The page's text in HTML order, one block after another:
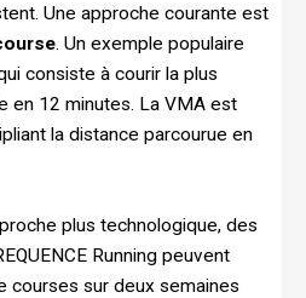
Une approche courante est
. Un exemple populaire
consiste à courir la plus
en 12 minutes. La VMA est
la distance parcourue en
plus technologique, des
Running peuvent
courses sur deux semaines